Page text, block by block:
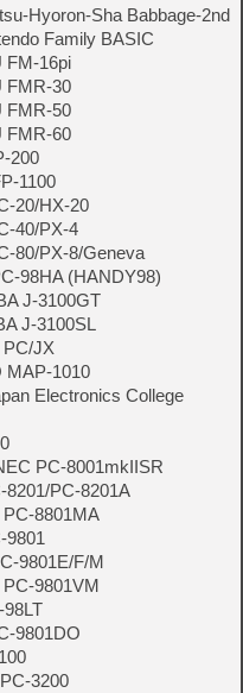
Hyoron-Sha Babbage-2nd
Family BASIC
FM-16pi
FMR-30
FMR-50
FMR-60
200
1100
20/HX-20
40/PX-4
80/PX-8/Geneva
98HA (HANDY98)
J-3100GT
J-3100SL
JX
MAP-1010
Electronics College
PC-8001mkIISR
8201/PC-8201A
8801MA
9801
9801E/F/M
9801VM
9801DO
3200